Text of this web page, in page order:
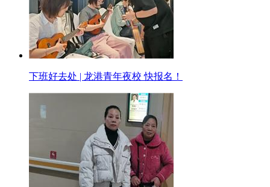
下班好去处 | 龙港青年夜校 快报名！